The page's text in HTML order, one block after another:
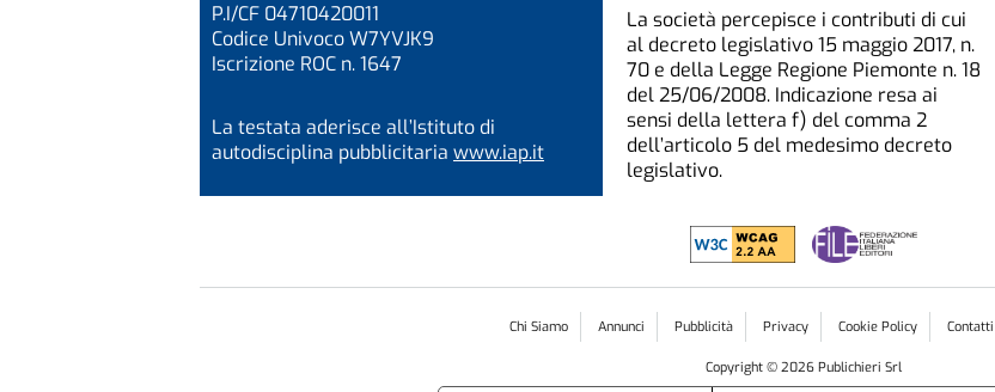
P.I/CF 04710420011
Codice Univoco W7YVJK9
Iscrizione ROC n. 1647
La testata aderisce all’Istituto di
autodisciplina pubblicitaria www.iap.it
La società percepisce i contributi di cui
al decreto legislativo 15 maggio 2017, n.
70 e della Legge Regione Piemonte n. 18
del 25/06/2008. Indicazione resa ai
sensi della lettera f) del comma 2
dell’articolo 5 del medesimo decreto
legislativo.
Chi Siamo Annunci Pubblicità Privacy Cookie Policy Contatti
Copyright © 2026 Publichieri Srl